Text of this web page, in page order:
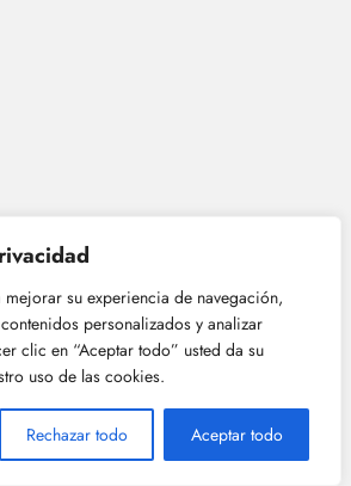
su experiencia de navegación,
personalizados y analizar
clic en “Aceptar todo” usted da su
uso de las cookies.
Rechazar todo Aceptar todo